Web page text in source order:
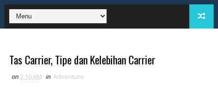
Tas Carrier, Tipe dan Kelebihan Carrier
on2:16 AM in Adventure